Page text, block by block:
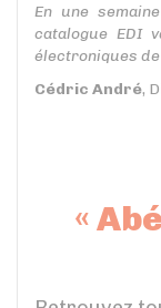
En une
catalogue EDI
électroniques
Cédric André,
«